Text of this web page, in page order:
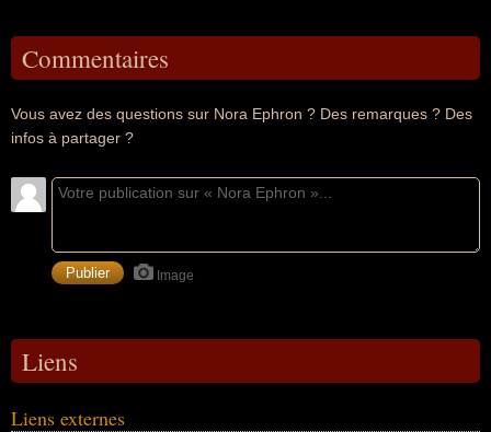
Commentaires
Vous avez des questions sur Nora Ephron ? Des remarques ? Des
infos à partager ?
Image
Liens
Liens externes